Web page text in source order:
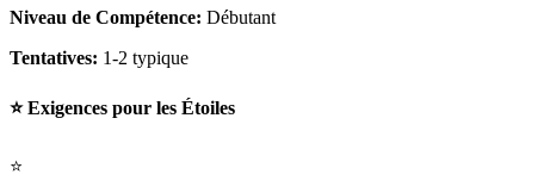
Niveau de Compétence: Débutant
Tentatives: 1-2 typique
⭐ Exigences pour les Étoiles
⭐